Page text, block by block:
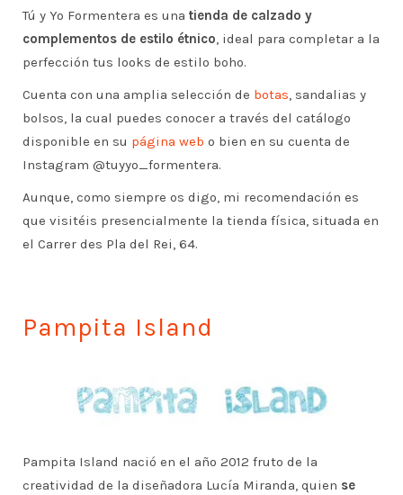
Tú y Yo Formentera es una tienda de calzado y
complementos de estilo étnico , ideal para completar a la
perfección tus looks de estilo boho.
Cuenta con una amplia selección de botas , sandalias y
bolsos, la cual puedes conocer a través del catálogo
disponible en su página web o bien en su cuenta de
Instagram @tuyyo_formentera.
Aunque, como siempre os digo, mi recomendación es
que visitéis presencialmente la tienda física, situada en
el Carrer des Pla del Rei, 64.
Pampita Island
Pampita Island nació en el año 2012 fruto de la
creatividad de la diseñadora Lucía Miranda, quien se